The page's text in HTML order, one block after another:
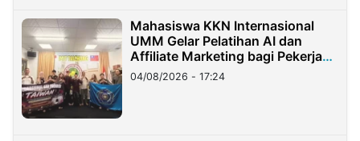
Mahasiswa KKN Internasional
UMM Gelar Pelatihan AI dan
Affiliate Marketing bagi Pekerja
Migran Indonesia di Taiwan
04/08/2026 - 17:24